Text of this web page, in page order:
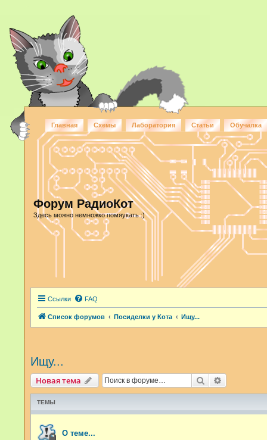
Главная Схемы Лаборатория Статьи Обучалка
Форум РадиоКот
Здесь можно немножко помяукать :)
Ссылки FAQ
Список форумов Посиделки у Кота Ищу...
Ищу...
Новая тема Поиск
ТЕМЫ
О теме...